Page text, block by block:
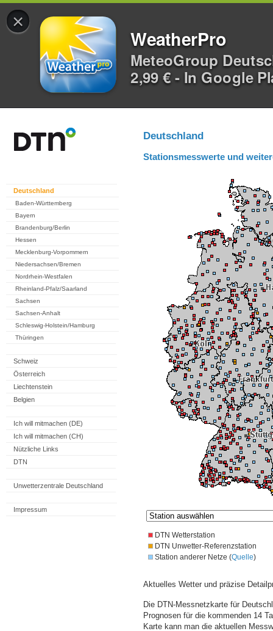
×
WeatherPro
MeteoGroup
2,99 € - In Google
Deutschland
Baden-Württemberg
Bayern
Brandenburg/Berlin
Hessen
Mecklenburg-Vorpommern
Niedersachsen/Bremen
Nordrhein-Westfalen
Rheinland-Pfalz/Saarland
Sachsen
Sachsen-Anhalt
Schleswig-Holstein/Hamburg
Thüringen
Schweiz
Österreich
Liechtenstein
Belgien
Ich will mitmachen (DE)
Ich will mitmachen (CH)
Nützliche Links
DTN
Unwetterzentrale Deutschland
Impressum
Deutschland
Stationsmesswerte und
DTN Wetterstation
DTN Unwetter-Referenzstation
Station anderer Netze (Quelle)
Aktuelles Wetter und präzise
Die DTN-Messnetzkarte für
Prognosen für die kommenden 14
Karte kann man die aktuellen